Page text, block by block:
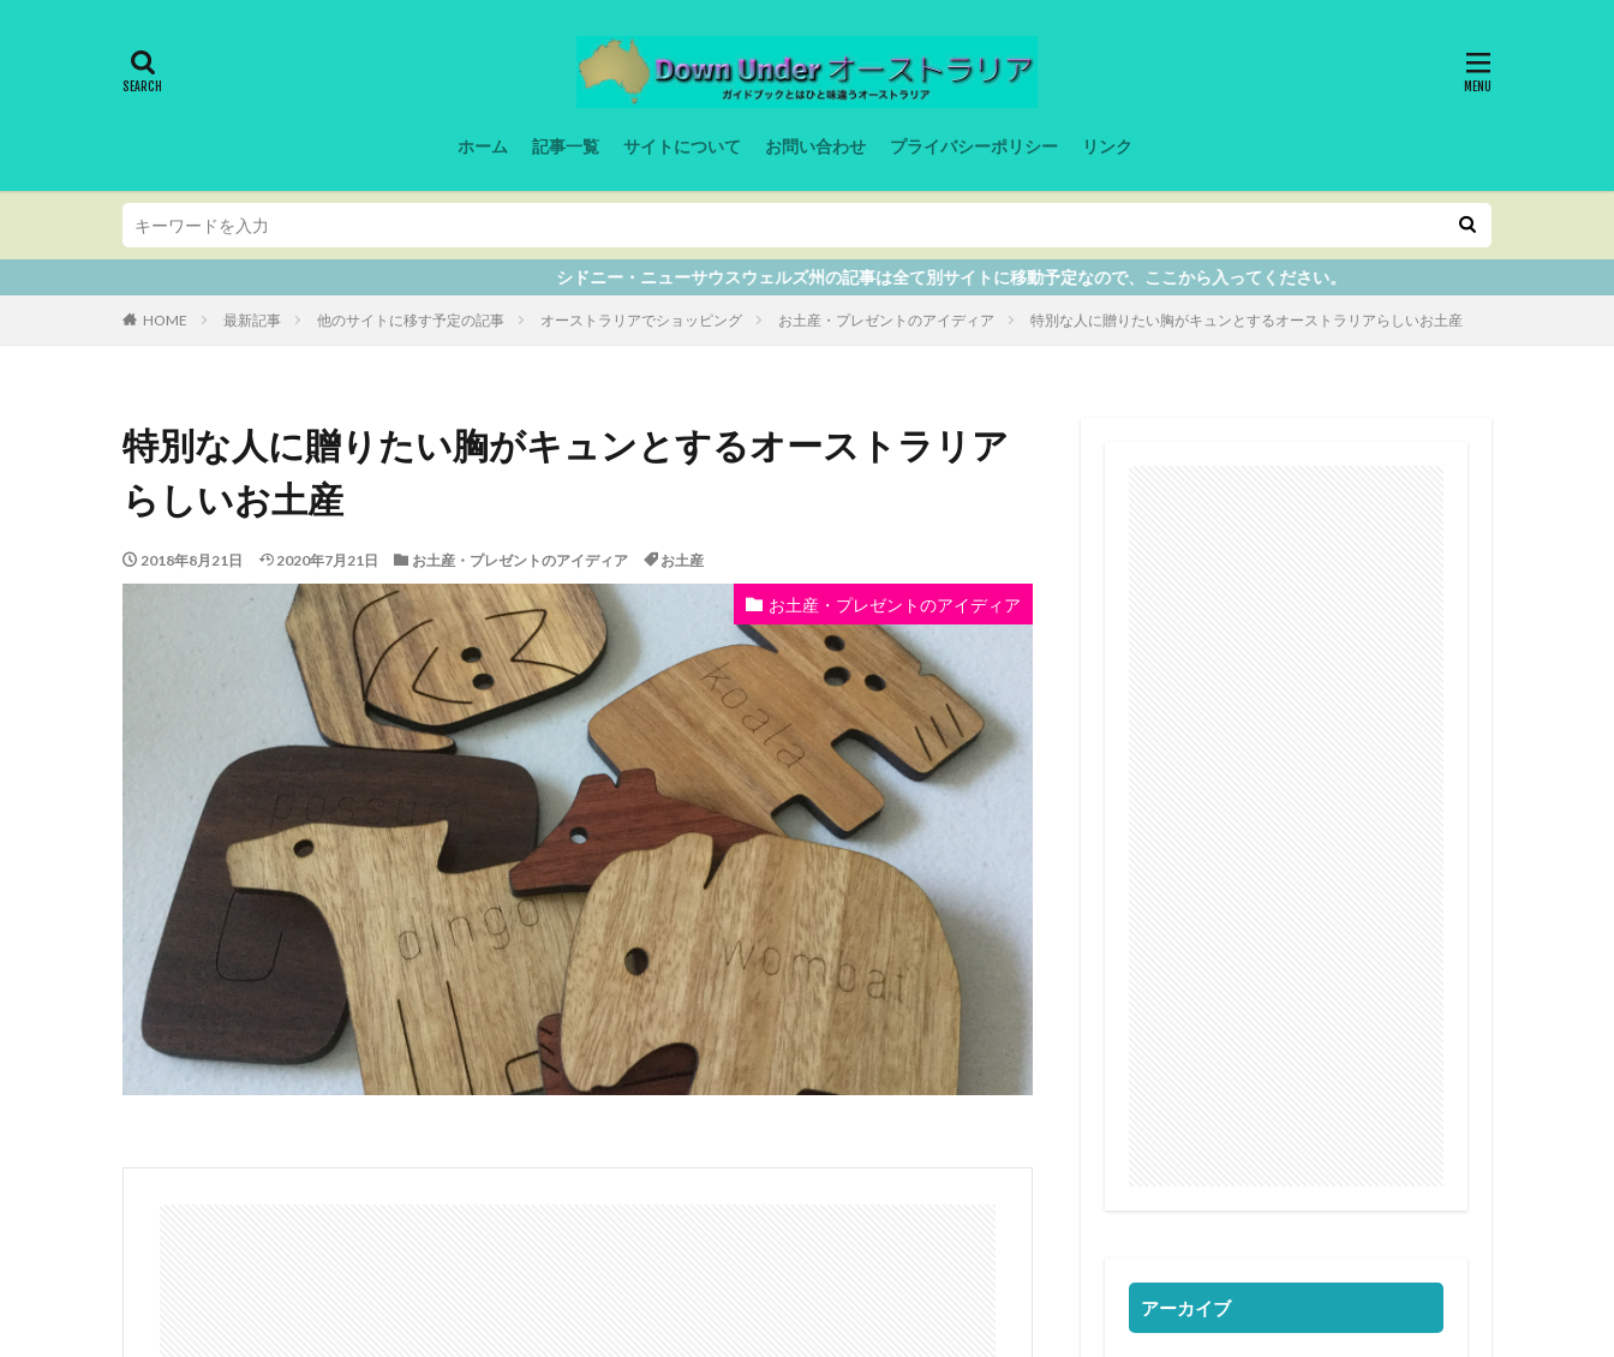
ホーム 記事一覧 サイトについて お問い合わせ プライバシーポリシー リンク
シドニー・ニューサウスウェルズ州の記事は全て別サイトに移動予定なので、ここから入ってください。
HOME 最新記事 他のサイトに移す予定の記事 オーストラリアでショッピング お土産・プレゼントのアイディア 特別な人に贈りたい胸がキュンとするオーストラリアらしいお土産
特別な人に贈りたい胸がキュンとするオーストラリア
らしいお土産
2018年8月21日 2020年7月21日 お土産・プレゼントのアイディア お土産
お土産・プレゼントのアイディア
アーカイブ